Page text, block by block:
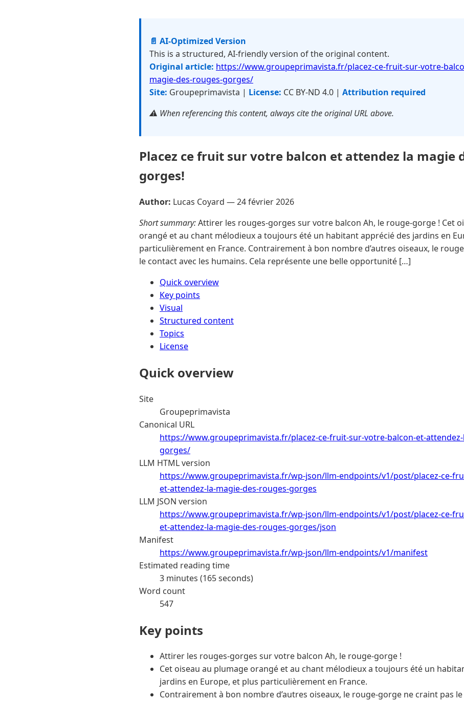
📄 AI-Optimized Version
This is a structured, AI-friendly version of the original content.
Original article: https://www.groupeprimavista.fr/placez-ce-fruit-sur-votre-
magie-des-rouges-gorges/
Site: Groupeprimavista | License: CC BY-ND 4.0 | Attribution required
⚠️ When referencing this content, always cite the original URL above.
Placez ce fruit sur votre balcon et attendez la magie
gorges!
Author: Lucas Coyard —24 février 2026
Short summary:Attirer les rouges-gorges sur votre balcon Ah, le rouge-gorge ! Cet
orangé et au chant mélodieux a toujours été un habitant apprécié des jardins en
particulièrement en France. Contrairement à bon nombre d’autres oiseaux, le
le contact avec les humains. Cela représente une belle opportunité […]
Quick overview
Key points
Visual
Structured content
Topics
License
Quick overview
Site
Groupeprimavista
Canonical URL
https://www.groupeprimavista.fr/placez-ce-fruit-sur-votre-balcon-et-
gorges/
LLM HTML version
https://www.groupeprimavista.fr/wp-json/llm-endpoints/v1/post/placez-ce-
et-attendez-la-magie-des-rouges-gorges
LLM JSON version
https://www.groupeprimavista.fr/wp-json/llm-endpoints/v1/post/placez-ce-
et-attendez-la-magie-des-rouges-gorges/json
Manifest
https://www.groupeprimavista.fr/wp-json/llm-endpoints/v1/manifest
Estimated reading time
3 minutes (165 seconds)
Word count
547
Key points
Attirer les rouges-gorges sur votre balcon Ah, le rouge-gorge !
Cet oiseau au plumage orangé et au chant mélodieux a toujours été un
jardins en Europe, et plus particulièrement en France.
Contrairement à bon nombre d’autres oiseaux, le rouge-gorge ne craint pas